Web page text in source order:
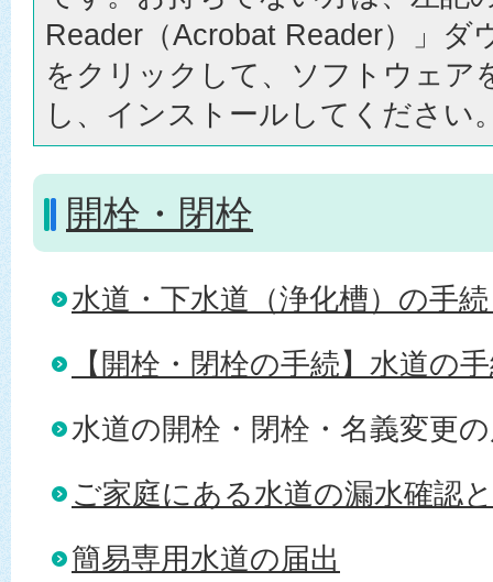
Reader（Acrobat Reader）」ダ
をクリックして、ソフトウェア
し、インストールしてください
開栓・閉栓
水道・下水道（浄化槽）の手
【開栓・閉栓の手続】水道の
水道の開栓・閉栓・名義変更
ご家庭にある水道の漏水確認
簡易専用水道の届出